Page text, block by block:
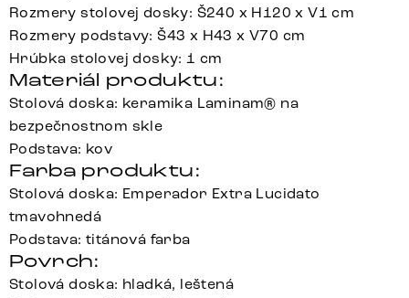
Rozmery stolovej dosky: Š240 x H120 x V1 cm
Rozmery podstavy: Š43 x H43 x V70 cm
Hrúbka stolovej dosky: 1 cm
Materiál produktu:
Stolová doska: keramika Laminam® na
bezpečnostnom skle
Podstava: kov
Farba produktu:
Stolová doska: Emperador Extra Lucidato
tmavohnedá
Podstava: titánová farba
Povrch:
Stolová doska: hladká, leštená